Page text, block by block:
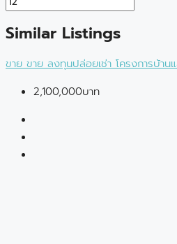
Similar Listings
ขาย ขาย ลงทุนปล่อยเช่า โครงการบ้าน
2,100,000บาท